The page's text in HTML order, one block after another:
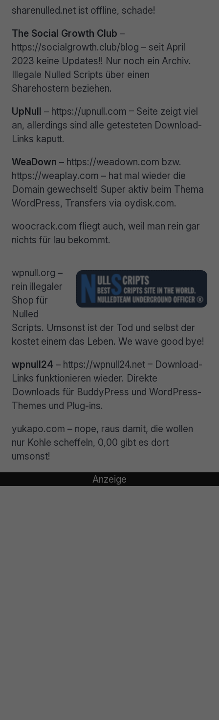
sharenulled.net ist offline, schade!
The Social Growth Club –
https://socialgrowth.club/blog – seit April
2023 keine Updates!! Nur noch ein Archiv.
Illegale Nulled Scripts über einen
Sharehostern beziehen.
UpNull – https://upnull.com – Seite zeigt viel
an, allerdings sind alle getesteten Download-
Links kaputt.
WeaDown – https://weadown.com bzw.
https://weaplay.com – hat mal wieder die
Domain gewechselt! Super aktiv beim Thema
WordPress, Transfers via oydisk.com.
woocrack.com fliegt auch, weil man rein gar
nichts für lau bekommt.
wpnull.org –
rein illegaler
Shop für
Nulled
Scripts. Umsonst ist der Tod und selbst der
kostet einem das Leben. We wave good bye!
wpnull24 – https://wpnull24.net – Download-
Links funktionieren wieder. Direkte
Downloads für BuddyPress und WordPress-
Themes und Plug-ins.
yukapo.com – nope, raus damit, die wollen
nur Kohle scheffeln, 0,00 gibt es dort
umsonst!